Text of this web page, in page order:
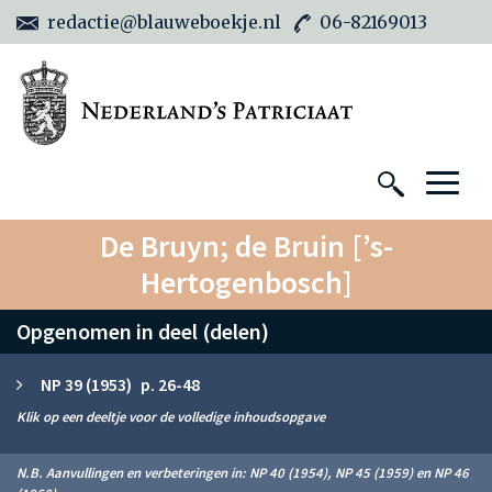
redactie@blauweboekje.nl 06-82169013
De Bruyn; de Bruin [’s-
Hertogenbosch]
Opgenomen in deel (delen)
NP 39 (1953) p. 26-48
Klik op een deeltje voor de volledige inhoudsopgave
N.B. Aanvullingen en verbeteringen in: NP 40 (1954), NP 45 (1959) en NP 46